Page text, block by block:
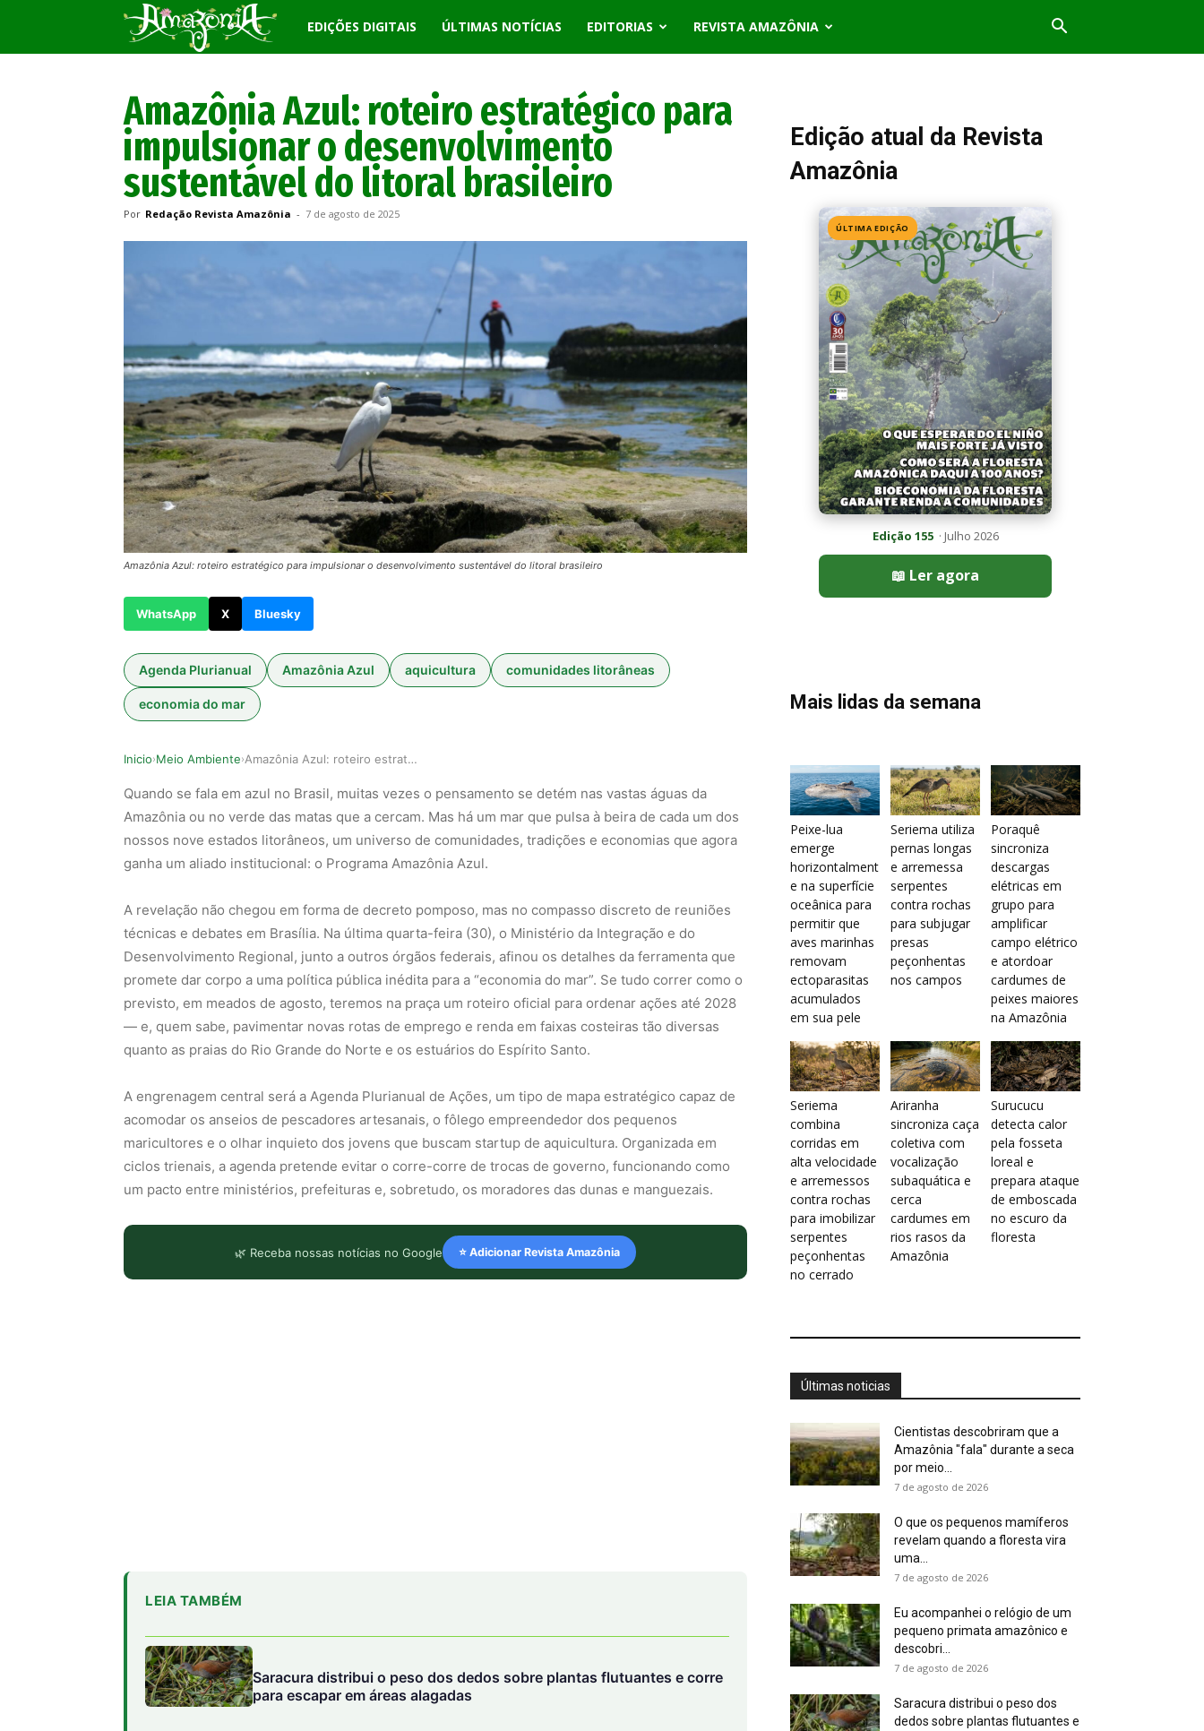
Revista
EDIÇÕES DIGITAIS ÚLTIMAS NOTÍCIAS EDITORIAS REVISTA AMAZÔNIA
Amazônia Azul: roteiro estratégico para
impulsionar o desenvolvimento
sustentável do litoral brasileiro
Por Redação Revista Amazônia - 7 de agosto de 2025
Amazônia Azul: roteiro estratégico para impulsionar o desenvolvimento sustentável do litoral brasileiro
WhatsApp X Bluesky
Agenda Plurianual Amazônia Azul aquicultura comunidades litorâneas
economia do mar
Inicio›Meio Ambiente› Amazônia Azul: roteiro estratégico para impulsi…
Quando se fala em azul no Brasil, muitas vezes o pensamento se detém nas vastas águas da
Amazônia ou no verde das matas que a cercam. Mas há um mar que pulsa à beira de cada um dos
nossos nove estados litorâneos, um universo de comunidades, tradições e economias que agora
ganha um aliado institucional: o Programa Amazônia Azul.
A revelação não chegou em forma de decreto pomposo, mas no compasso discreto de reuniões
técnicas e debates em Brasília. Na última quarta-feira (30), o Ministério da Integração e do
Desenvolvimento Regional, junto a outros órgãos federais, afinou os detalhes da ferramenta que
promete dar corpo a uma política pública inédita para a “economia do mar”. Se tudo correr como o
previsto, em meados de agosto, teremos na praça um roteiro oficial para ordenar ações até 2028
— e, quem sabe, pavimentar novas rotas de emprego e renda em faixas costeiras tão diversas
quanto as praias do Rio Grande do Norte e os estuários do Espírito Santo.
A engrenagem central será a Agenda Plurianual de Ações, um tipo de mapa estratégico capaz de
acomodar os anseios de pescadores artesanais, o fôlego empreendedor dos pequenos
maricultores e o olhar inquieto dos jovens que buscam startup de aquicultura. Organizada em
ciclos trienais, a agenda pretende evitar o corre-corre de trocas de governo, funcionando como
um pacto entre ministérios, prefeituras e, sobretudo, os moradores das dunas e manguezais.
🌿 Receba nossas notícias no Google ⭐ Adicionar Revista Amazônia
LEIA TAMBÉM
Saracura distribui o peso dos dedos sobre plantas flutuantes e corre
para escapar em áreas alagadas
Edição atual da Revista
Amazônia
ÚLTIMA EDIÇÃO
Edição 155· Julho 2026
📖 Ler agora
Mais lidas da semana
Peixe-lua
emerge
horizontalment
e na superfície
oceânica para
permitir que
aves marinhas
removam
ectoparasitas
acumulados
em sua pele
Seriema utiliza
pernas longas
e arremessa
serpentes
contra rochas
para subjugar
presas
peçonhentas
nos campos
Poraquê
sincroniza
descargas
elétricas em
grupo para
amplificar
campo elétrico
e atordoar
cardumes de
peixes maiores
na Amazônia
Seriema
combina
corridas em
alta velocidade
e arremessos
contra rochas
para imobilizar
serpentes
peçonhentas
no cerrado
Ariranha
sincroniza caça
coletiva com
vocalização
subaquática e
cerca
cardumes em
rios rasos da
Amazônia
Surucucu
detecta calor
pela fosseta
loreal e
prepara ataque
de emboscada
no escuro da
floresta
Últimas noticias
Cientistas descobriram que a
Amazônia "fala" durante a seca
por meio...
7 de agosto de 2026
O que os pequenos mamíferos
revelam quando a floresta vira
uma...
7 de agosto de 2026
Eu acompanhei o relógio de um
pequeno primata amazônico e
descobri...
7 de agosto de 2026
Saracura distribui o peso dos
dedos sobre plantas flutuantes e